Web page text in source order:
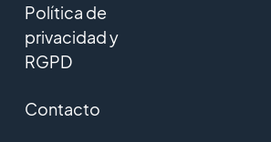
Política de
privacidad y
RGPD
Contacto